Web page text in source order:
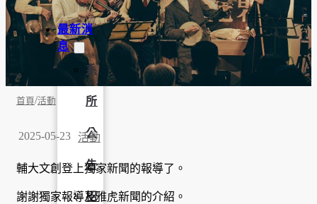
最新消
息
系
所
公
告
招
首頁/活動
2025-05-23 活動
輔大文創登上獨家新聞的報導了。
謝謝獨家報導及雅虎新聞的介紹。